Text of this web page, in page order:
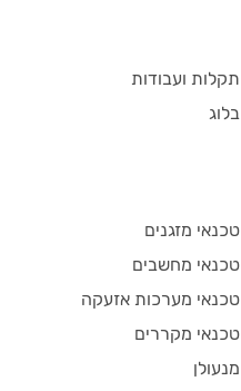
תקלות ועבודות
בלוג
טכנאי מזגנים
טכנאי מחשבים
טכנאי מערכות אזעקה
טכנאי מקררים
מנעולן